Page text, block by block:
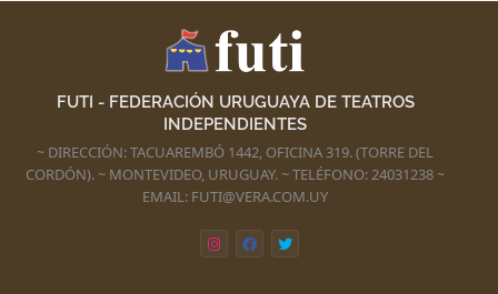
FUTI - FEDERACIÓN URUGUAYA DE TEATROS
INDEPENDIENTES
~ DIRECCIÓN: TACUAREMBÓ 1442, OFICINA 319. (TORRE DEL
CORDÓN). ~ MONTEVIDEO, URUGUAY. ~ TELÉFONO: 24031238 ~
EMAIL: FUTI@VERA.COM.UY